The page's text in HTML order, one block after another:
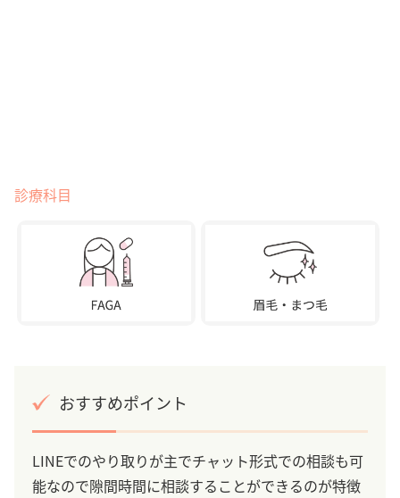
診療科目
おすすめポイント
LINEでのやり取りが主でチャット形式での相談も可
能なので隙間時間に相談することができるのが特徴